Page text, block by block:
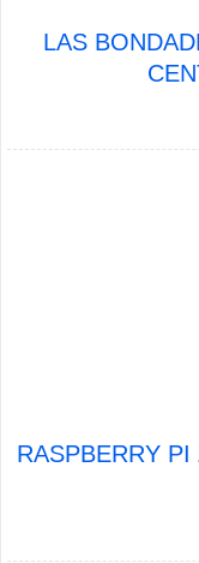
LAS
RASPBERRY